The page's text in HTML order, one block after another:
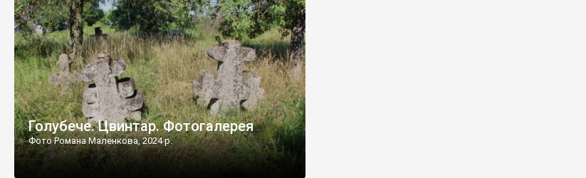
[…]
Голубече. Цвинтар. Фотогалерея
Фото Романа Маленкова, 2024 р.